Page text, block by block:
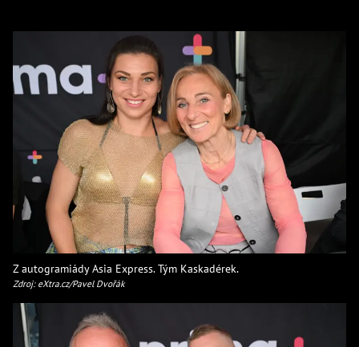
Z autogramiády Asia Express. Tým Kaskadérek.
Zdroj: eXtra.cz/Pavel Dvořák